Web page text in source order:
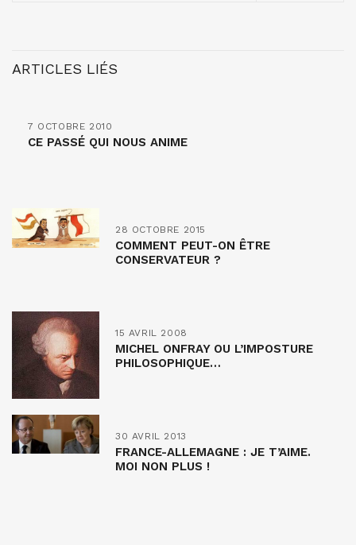
ARTICLES LIÉS
7 OCTOBRE 2010
CE PASSÉ QUI NOUS ANIME
28 OCTOBRE 2015
COMMENT PEUT-ON ÊTRE
CONSERVATEUR ?
15 AVRIL 2008
MICHEL ONFRAY OU L’IMPOSTURE
PHILOSOPHIQUE…
30 AVRIL 2013
FRANCE-ALLEMAGNE : JE T’AIME.
MOI NON PLUS !